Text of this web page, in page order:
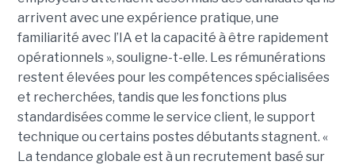
arrivent avec une expérience pratique, une
familiarité avec l’IA et la capacité à être rapidement
opérationnels », souligne-t-elle. Les rémunérations
restent élevées pour les compétences spécialisées
et recherchées, tandis que les fonctions plus
standardisées comme le service client, le support
technique ou certains postes débutants stagnent. «
La tendance globale est à un recrutement basé sur